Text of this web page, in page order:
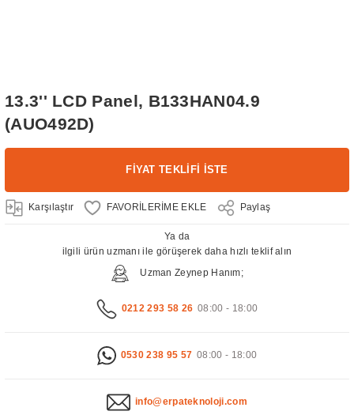
13.3'' LCD Panel, B133HAN04.9
(AUO492D)
FİYAT TEKLİFİ İSTE
Karşılaştır Paylaş
Ya da
ilgili ürün uzmanı ile görüşerek daha hızlı teklif alın
Uzman Zeynep Hanım;
0212 293 58 26 08:00 - 18:00
0530 238 95 57 08:00 - 18:00
info@erpateknoloji.com